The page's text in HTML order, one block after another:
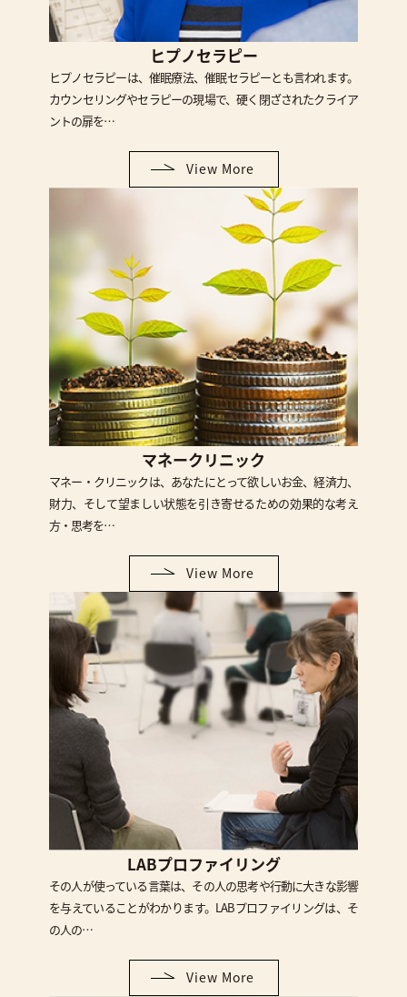
ヒプノセラピー
ヒプノセラピーは、催眠療法、催眠セラピーとも言われます。
カウンセリングやセラピーの現場で、硬く閉ざされたクライア
ントの扉を…
View More
マネークリニック
マネー・クリニックは、あなたにとって欲しいお金、経済力、
財力、そして望ましい状態を引き寄せるための効果的な考え
方・思考を…
View More
LABプロファイリング
その人が使っている言葉は、その人の思考や行動に大きな影響
を与えていることがわかります。LABプロファイリングは、そ
の人の…
View More